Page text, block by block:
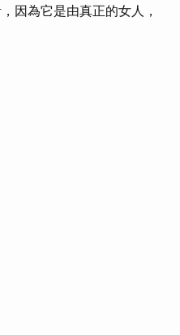
因為它是由真正的女人，